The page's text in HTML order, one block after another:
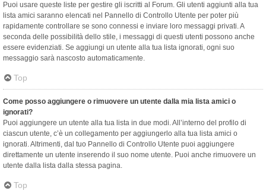
Puoi usare queste liste per gestire gli iscritti al Forum. Gli utenti aggiunti alla tua
lista amici saranno elencati nel Pannello di Controllo Utente per poter più
rapidamente controllare se sono connessi e inviare loro messaggi privati. A
seconda delle possibilità dello stile, i messaggi di questi utenti possono anche
essere evidenziati. Se aggiungi un utente alla tua lista ignorati, ogni suo
messaggio sarà nascosto automaticamente.
Top
Come posso aggiungere o rimuovere un utente dalla mia lista amici o
ignorati?
Puoi aggiungere un utente alla tua lista in due modi. All’interno del profilo di
ciascun utente, c’è un collegamento per aggiungerlo alla tua lista amici o
ignorati. Altrimenti, dal tuo Pannello di Controllo Utente puoi aggiungere
direttamente un utente inserendo il suo nome utente. Puoi anche rimuovere un
utente dalla lista dalla stessa pagina.
Top